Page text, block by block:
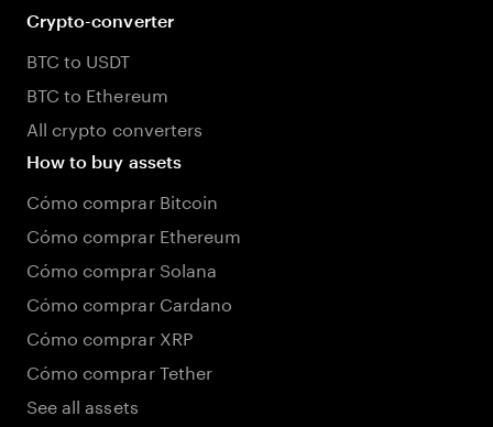
Crypto-converter
BTC to USDT
BTC to Ethereum
All crypto converters
How to buy assets
Cómo comprar Bitcoin
Cómo comprar Ethereum
Cómo comprar Solana
Cómo comprar Cardano
Cómo comprar XRP
Cómo comprar Tether
See all assets